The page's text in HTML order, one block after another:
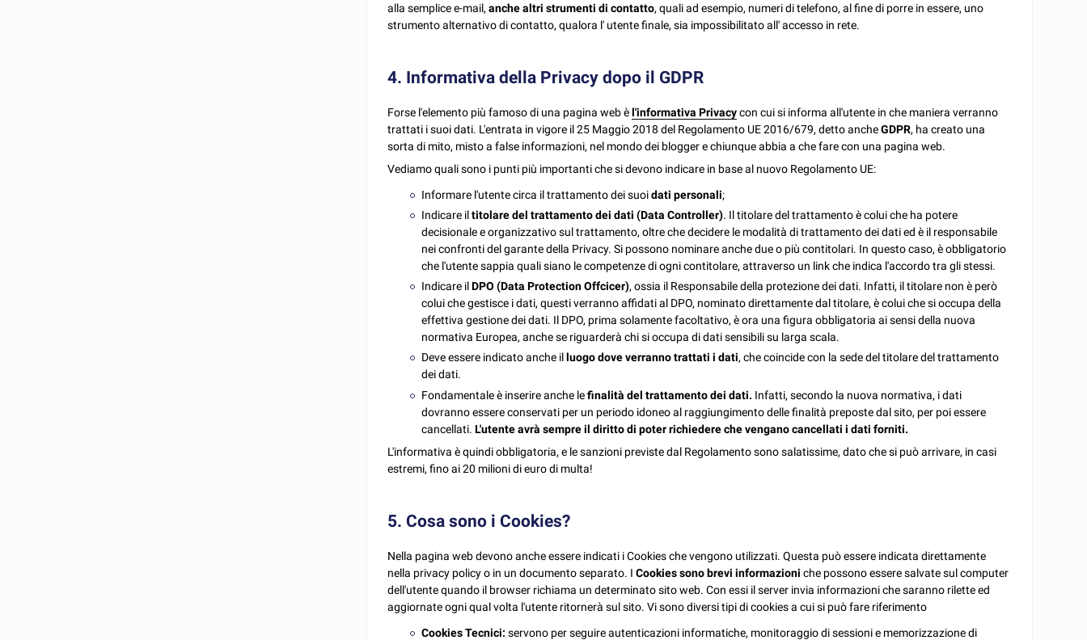
alla semplice e-mail,anche altri strumenti di contatto, quali ad esempio, numeri di telefono, al fine di porre in essere, uno
strumento alternativo di contatto, qualora l' utente finale, sia impossibilitato all' accesso in rete.
4. Informativa della Privacy dopo il GDPR
Forse l'elemento più famoso di una pagina web èl'informativa Privacycon cui si informa all'utente in che maniera verranno
trattati i suoi dati. L'entrata in vigore il 25 Maggio 2018 del Regolamento UE 2016/679, detto ancheGDPR, ha creato una
sorta di mito, misto a false informazioni, nel mondo dei blogger e chiunque abbia a che fare con una pagina web.
Vediamo quali sono i punti più importanti che si devono indicare in base al nuovo Regolamento UE:
Informare l'utente circa il trattamento dei suoidati personali;
Indicare iltitolare del trattamento dei dati (Data Controller). Il titolare del trattamento è colui che ha potere
decisionale e organizzativo sul trattamento, oltre che decidere le modalità di trattamento dei dati ed è il responsabile
nei confronti del garante della Privacy. Si possono nominare anche due o più contitolari. In questo caso, è obbligatorio
che l'utente sappia quali siano le competenze di ogni contitolare, attraverso un link che indica l'accordo tra gli stessi.
Indicare ilDPO (Data Protection Offcicer), ossia il Responsabile della protezione dei dati. Infatti, il titolare non è però
colui che gestisce i dati, questi verranno affidati al DPO, nominato direttamente dal titolare, è colui che si occupa della
effettiva gestione dei dati. Il DPO, prima solamente facoltativo, è ora una figura obbligatoria ai sensi della nuova
normativa Europea, anche se riguarderà chi si occupa di dati sensibili su larga scala.
Deve essere indicato anche il luogo dove verranno trattati i dati, che coincide con la sede del titolare del trattamento
dei dati.
Fondamentale è inserire anche lefinalità del trattamento dei dati. Infatti, secondo la nuova normativa, i dati
dovranno essere conservati per un periodo idoneo al raggiungimento delle finalità preposte dal sito, per poi essere
cancellati.L'utente avrà sempre il diritto di poter richiedere che vengano cancellati i dati forniti.
L'informativa è quindi obbligatoria, e le sanzioni previste dal Regolamento sono salatissime, dato che si può arrivare, in casi
estremi, fino ai 20 milioni di euro di multa!
5. Cosa sono i Cookies?
Nella pagina web devono anche essere indicati i Cookies che vengono utilizzati. Questa può essere indicata direttamente
nella privacy policy o in un documento separato. ICookies sono brevi informazioni che possono essere salvate sul computer
dell'utente quando il browser richiama un determinato sito web. Con essi il server invia informazioni che saranno rilette ed
aggiornate ogni qual volta l'utente ritornerà sul sito. Vi sono diversi tipi di cookies a cui si può fare riferimento
Cookies Tecnici: servono per seguire autenticazioni informatiche, monitoraggio di sessioni e memorizzazione di